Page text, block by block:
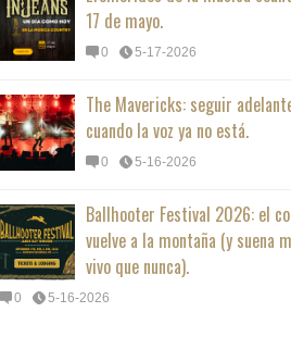
17 de mayo.
0 5-17-2026
The Mavericks: seguir
cuando la voz ya no está.
0 5-16-2026
Ballhooter Festival 2026: el
vuelve a la montaña (y suena
vivo que nunca).
0 5-16-2026